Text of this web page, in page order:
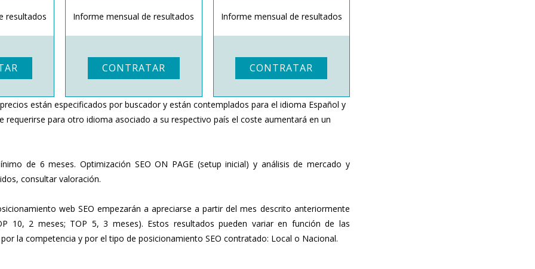
resultados Informe mensual de resultados
CONTRATAR
Informe mensual de resultados
CONTRATAR
están especificados por buscador y están contemplados para el idioma Español y
requerirse para otro idioma asociado a su respectivo país el coste aumentará en un
de 6 meses. Optimización SEO ON PAGE (setup inicial) y análisis de mercado y
consultar valoración.
web SEO empezarán a apreciarse a partir del mes descrito anteriormente
10, 2 meses; TOP 5, 3 meses). Estos resultados pueden variar en función de las
la competencia y por el tipo de posicionamiento SEO contratado: Local o Nacional.